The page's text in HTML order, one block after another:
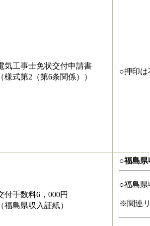
気工事士免状交付申請書
（様式第2（第6条関係））
○押印は
付手数料6，000円
（福島県収入証紙）
○福島県
○福島県
※関連